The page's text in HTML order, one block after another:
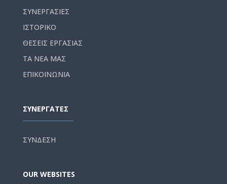
ΣΥΝΕΡΓΑΣΙΕΣ
ΙΣΤΟΡΙΚΟ
ΘΕΣΕΙΣ ΕΡΓΑΣΙΑΣ
ΤΑ ΝΕΑ ΜΑΣ
ΕΠΙΚΟΙΝΩΝΙΑ
ΣΥΝΕΡΓΑΤΕΣ
ΣΥΝΔΕΣΗ
OUR WEBSITES